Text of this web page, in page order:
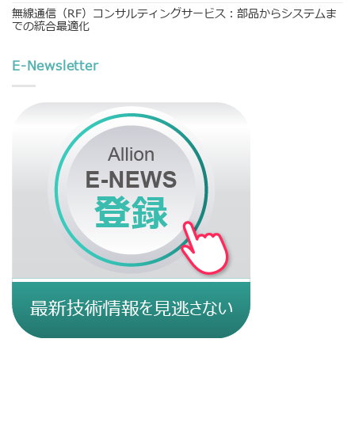
無線通信（RF）コンサルティングサービス：部品からシステムま
での統合最適化
E-Newsletter